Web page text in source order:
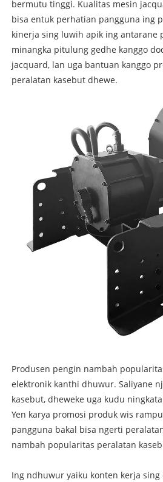
bermutu tinggi. Kualitas mesin
bisa entuk perhatian pangguna ing
kinerja sing luwih apik ing antarane
minangka pitulung gedhe kanggo
jacquard, lan uga bantuan kanggo
peralatan kasebut dhewe.
Produsen pengin nambah
elektronik kanthi dhuwur. Saliyane
kasebut, dheweke uga kudu
Yen karya promosi produk wis
pangguna bakal bisa ngerti
nambah popularitas peralatan
Ing ndhuwur yaiku konten kerja sing